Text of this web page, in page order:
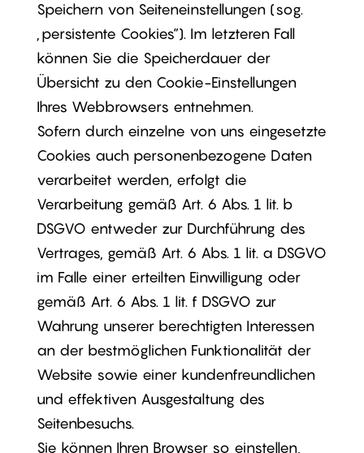
Speichern von Seiteneinstellungen (sog.
„persistente Cookies“). Im letzteren Fall
können Sie die Speicherdauer der
Übersicht zu den Cookie-Einstellungen
Ihres Webbrowsers entnehmen.
Sofern durch einzelne von uns eingesetzte
Cookies auch personenbezogene Daten
verarbeitet werden, erfolgt die
Verarbeitung gemäß Art. 6 Abs. 1 lit. b
DSGVO entweder zur Durchführung des
Vertrages, gemäß Art. 6 Abs. 1 lit. a DSGVO
im Falle einer erteilten Einwilligung oder
gemäß Art. 6 Abs. 1 lit. f DSGVO zur
Wahrung unserer berechtigten Interessen
an der bestmöglichen Funktionalität der
Website sowie einer kundenfreundlichen
und effektiven Ausgestaltung des
Seitenbesuchs.
Sie können Ihren Browser so einstellen,